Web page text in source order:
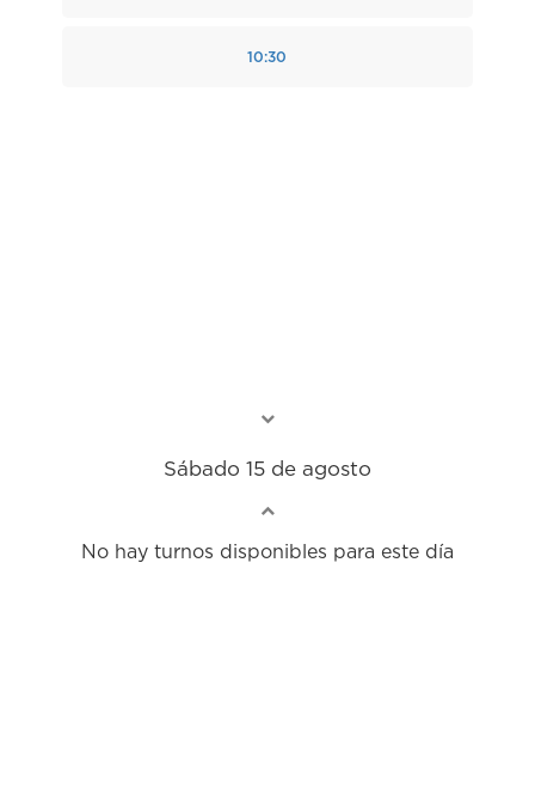
10:30
Sábado 15 de agosto
No hay turnos disponibles para este día